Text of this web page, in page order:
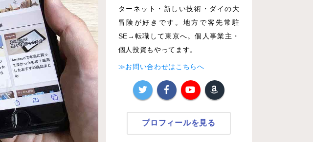
ターネット・新しい技術・ダイの大
冒険が好きです。地方で客先常駐
SE→転職して東京へ。個人事業主・
個人投資もやってます。
≫お問い合わせはこちらへ
プロフィールを見る